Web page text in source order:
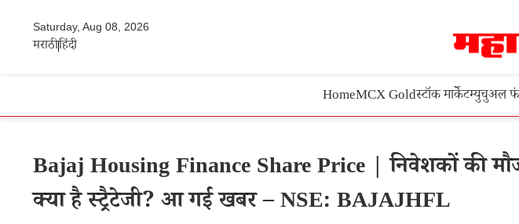
Saturday, Aug 08, 2026
मराठीहिंदी
HomeMCX Goldस्टॉक मार्केटम्युचुअल
Bajaj Housing Finance Share Price | निवेशकों की
क्या है स्ट्रैटेजी? आ गई खबर – NSE: BAJAJHFL